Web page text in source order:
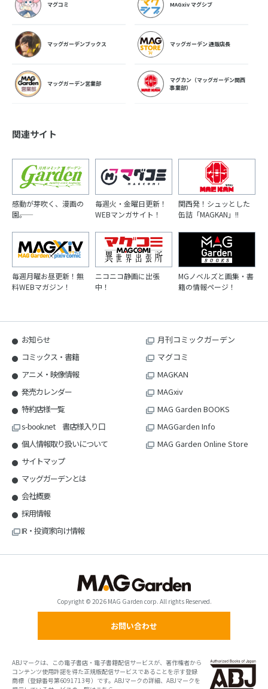
マグコミ MAGxiv マグシブ
マッグガーデンブックス マッグガーデン 通販店長
マッグガーデン営業部
マグカン（マッグガーデン関西
事業部）
関連サイト
感動が芽吹く、漫画の
園――。
毎週火・金曜日更新！
WEBマンガサイト！
関西発！シュッとした
缶詰「MAGKAN」!!
毎週月曜お昼更新！無
料WEBマガジン！
ニコニコ静画に出張
中！
MGノベルズと画集・書
籍の情報ページ！
お知らせ
コミックス・書籍
アニメ・映像情報
発売カレンダー
特約店様一覧
s-book.net 書店様入り口
個人情報取り扱いについて
サイトマップ
マッグガーデンとは
会社概要
採用情報
IR・投資家向け情報
月刊コミックガーデン
マグコミ
MAGKAN
MAGxiv
MAG Garden BOOKS
MAGGarden Info
MAG Garden Online Store
Copyright © 2026 MAG Garden corp. All rights Reserved.
お問い合わせ
ABJマークは、この電子書店・電子書籍配信サービスが、著作権者から
コンテンツ使用許諾を得た正規版配信サービスであることを示す登録
商標（登録番号第6091713号）です。ABJマークの詳細、ABJマークを